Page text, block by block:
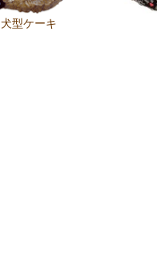
犬型ケーキ